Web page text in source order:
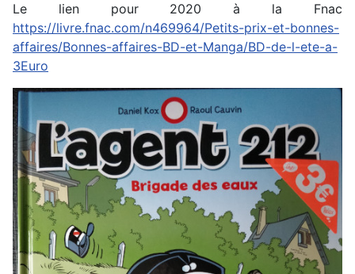
Le lien pour 2020 à la Fnac
https://livre.fnac.com/n469964/Petits-prix-et-bonnes-
affaires/Bonnes-affaires-BD-et-Manga/BD-de-l-ete-a-
3Euro